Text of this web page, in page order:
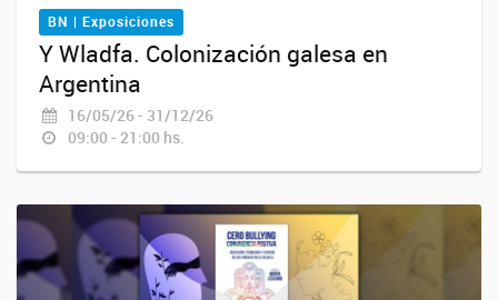
BN | Exposiciones
Y Wladfa. Colonización galesa en
Argentina
16/05/26 - 31/12/26
09:00 - 21:00 hs.